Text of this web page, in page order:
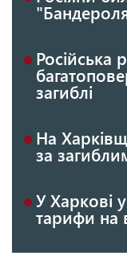
Російська
загиблі
На
за
У Харкові
тарифи на